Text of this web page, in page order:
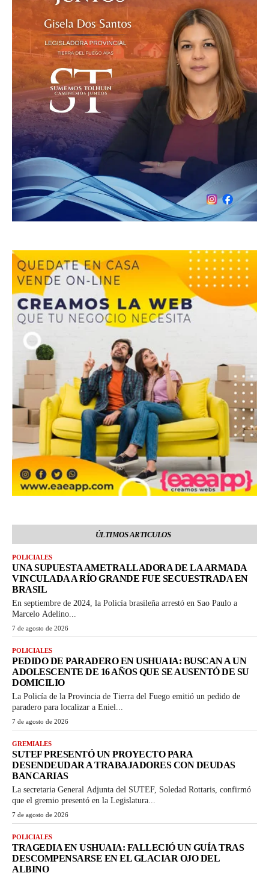
ÚLTIMOS ARTICULOS
POLICIALES
UNA SUPUESTA AMETRALLADORA DE LA ARMADA
VINCULADA A RÍO GRANDE FUE SECUESTRADA EN
BRASIL
En septiembre de 2024, la Policía brasileña arrestó en Sao Paulo a
Marcelo Adelino...
7 de agosto de 2026
POLICIALES
PEDIDO DE PARADERO EN USHUAIA: BUSCAN A UN
ADOLESCENTE DE 16 AÑOS QUE SE AUSENTÓ DE SU
DOMICILIO
La Policía de la Provincia de Tierra del Fuego emitió un pedido de
paradero para localizar a Eniel...
7 de agosto de 2026
GREMIALES
SUTEF PRESENTÓ UN PROYECTO PARA
DESENDEUDAR A TRABAJADORES CON DEUDAS
BANCARIAS
La secretaria General Adjunta del SUTEF, Soledad Rottaris, confirmó
que el gremio presentó en la Legislatura...
7 de agosto de 2026
POLICIALES
TRAGEDIA EN USHUAIA: FALLECIÓ UN GUÍA TRAS
DESCOMPENSARSE EN EL GLACIAR OJO DEL
ALBINO